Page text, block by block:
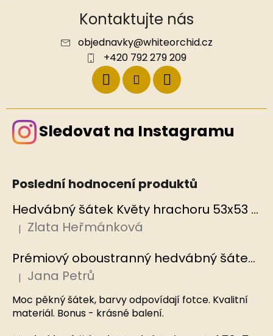
Kontaktujte nás
objednavky@whiteorchid.cz
+420 792 279 209
Sledovat na Instagramu
Poslední hodnocení produktů
Hedvábný šátek Květy hrachoru 53x53 cm v dárkovém balení, HEDVÁBNÝ SVĚT
Hodnocení produktu je 5 z 5 hvězdiček.
| Zlata Heřmánková
Prémiový oboustranný hedvábný šátek Mořský korál, MB
Hodnocení produktu je 5 z 5 hvězdiček.
| Jana Petrů
Moc pěkný šátek, barvy odpovídají fotce. Kvalitní
materiál. Bonus - krásné balení.